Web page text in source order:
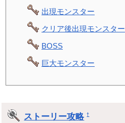
出現モンスター
クリア後出現モンスター
BOSS
巨大モンスター
ストーリー攻略 †